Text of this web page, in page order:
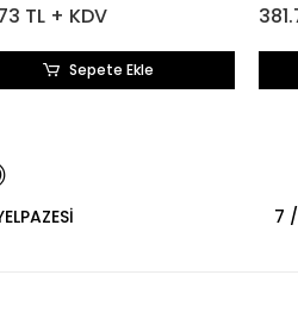
TL + KDV
Sepete Ekle
7